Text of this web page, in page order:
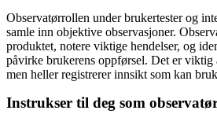
Observatørrollen under brukertester og
samle inn objektive observasjoner.
produktet, notere viktige hendelser, og
påvirke brukerens oppførsel. Det er
men heller registrerer innsikt som kan
Instrukser til deg som